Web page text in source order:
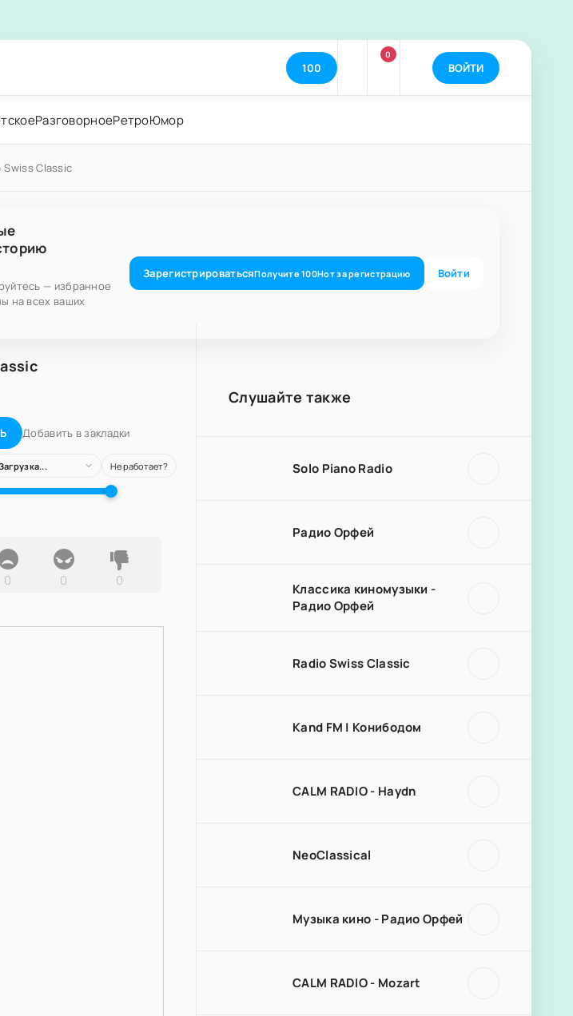
100
0
ВОЙТИ
РазговорноеРетроЮмор
Swiss Classic
— избранное
на всех ваших
ЗарегистрироватьсяПолучите100Нотза регистрацию Войти
Добавить в закладки
Не работает?
0 0 0
Слушайте также
Solo Piano Radio
Радио Орфей
Классика киномузыки -
Радио Орфей
Radio Swiss Classic
Kand FM | Конибодом
CALM RADIO - Haydn
NeoClassical
Музыка кино - Радио Орфей
CALM RADIO - Mozart